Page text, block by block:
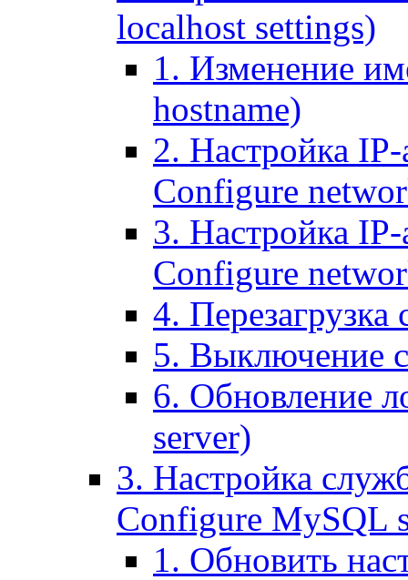
localhost settings)
1. Изменение
hostname)
2. Настройка IP-
Configure
3. Настройка
Configure
4. Перезагрузка
5. Выключение
6. Обновление
server)
3. Настройка
Configure MySQL
1. Обновить